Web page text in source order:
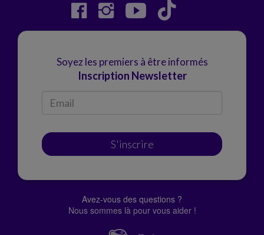
Soyez les premiers à être informés
Inscription Newsletter
S'inscrire
Avez-vous des questions ?
Nous sommes là pour vous aider !